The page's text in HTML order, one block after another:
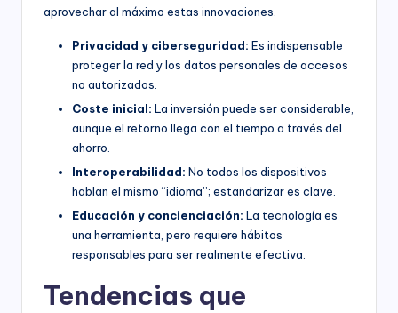
aprovechar al máximo estas innovaciones.
Privacidad y ciberseguridad: Es indispensable
proteger la red y los datos personales de accesos
no autorizados.
Coste inicial: La inversión puede ser considerable,
aunque el retorno llega con el tiempo a través del
ahorro.
Interoperabilidad: No todos los dispositivos
hablan el mismo “idioma”; estandarizar es clave.
Educación y concienciación: La tecnología es
una herramienta, pero requiere hábitos
responsables para ser realmente efectiva.
Tendencias que